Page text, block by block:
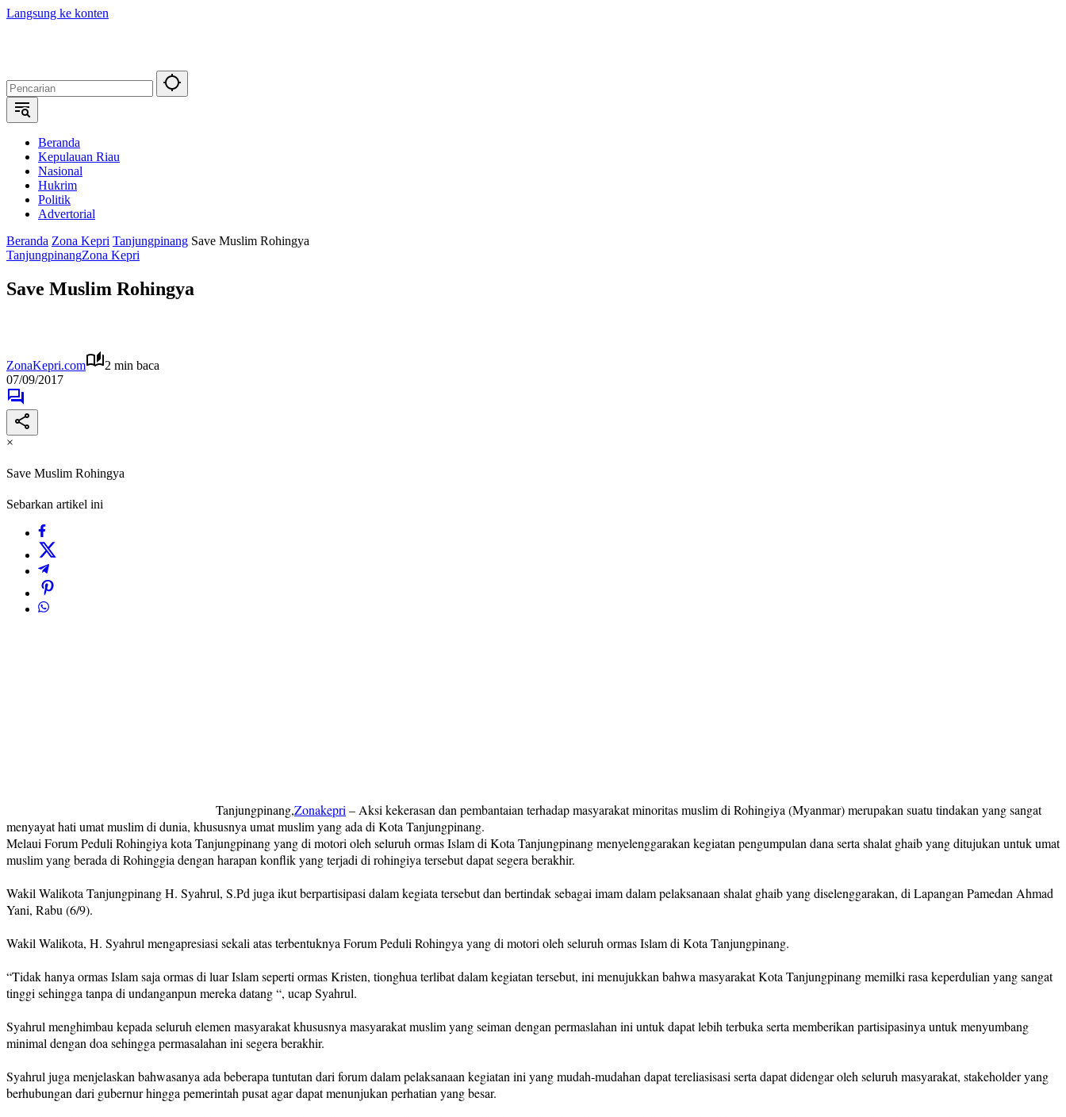
Langsung ke konten
Beranda
Kepulauan Riau
Nasional
Hukrim
Politik
Advertorial
Beranda Zona Kepri Tanjungpinang Save Muslim Rohingya
TanjungpinangZona Kepri
Save Muslim Rohingya
ZonaKepri.com
2 min baca
07/09/2017
×
Save Muslim Rohingya
Sebarkan artikel ini
Tanjungpinang,Zonakepri– Aksi kekerasan dan pembantaian terhadap masyarakat minoritas muslim di Rohingiya (Myanmar) merupakan suatu tindakan yang sangat
menyayat hati umat muslim di dunia, khususnya umat muslim yang ada di Kota Tanjungpinang.
Melaui Forum Peduli Rohingiya kota Tanjungpinang yang di motori oleh seluruh ormas Islam di Kota Tanjungpinang menyelenggarakan kegiatan pengumpulan dana serta shalat ghaib yang ditujukan untuk umat
muslim yang berada di Rohinggia dengan harapan konflik yang terjadi di rohingiya tersebut dapat segera berakhir.
Wakil Walikota Tanjungpinang H. Syahrul, S.Pd juga ikut berpartisipasi dalam kegiata tersebut dan bertindak sebagai imam dalam pelaksanaan shalat ghaib yang diselenggarakan, di Lapangan Pamedan Ahmad
Yani, Rabu (6/9).
Wakil Walikota, H. Syahrul mengapresiasi sekali atas terbentuknya Forum Peduli Rohingya yang di motori oleh seluruh ormas Islam di Kota Tanjungpinang.
“Tidak hanya ormas Islam saja ormas di luar Islam seperti ormas Kristen, tionghua terlibat dalam kegiatan tersebut, ini menujukkan bahwa masyarakat Kota Tanjungpinang memilki rasa keperdulian yang sangat
tinggi sehingga tanpa di undanganpun mereka datang “, ucap Syahrul.
Syahrul menghimbau kepada seluruh elemen masyarakat khususnya masyarakat muslim yang seiman dengan permaslahan ini untuk dapat lebih terbuka serta memberikan partisipasinya untuk menyumbang
minimal dengan doa sehingga permasalahan ini segera berakhir.
Syahrul juga menjelaskan bahwasanya ada beberapa tuntutan dari forum dalam pelaksanaan kegiatan ini yang mudah-mudahan dapat tereliasisasi serta dapat didengar oleh seluruh masyarakat, stakeholder yang
berhubungan dari gubernur hingga pemerintah pusat agar dapat menunjukan perhatian yang besar.